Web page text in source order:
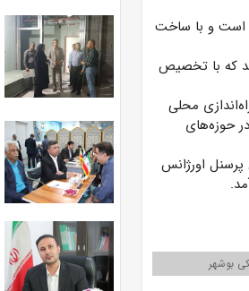
در حال احداث است و با ساخت
هستند که با تخصیص
محلی
حوزه‌های
همچنین پرسنل اورژانس
بوشهر